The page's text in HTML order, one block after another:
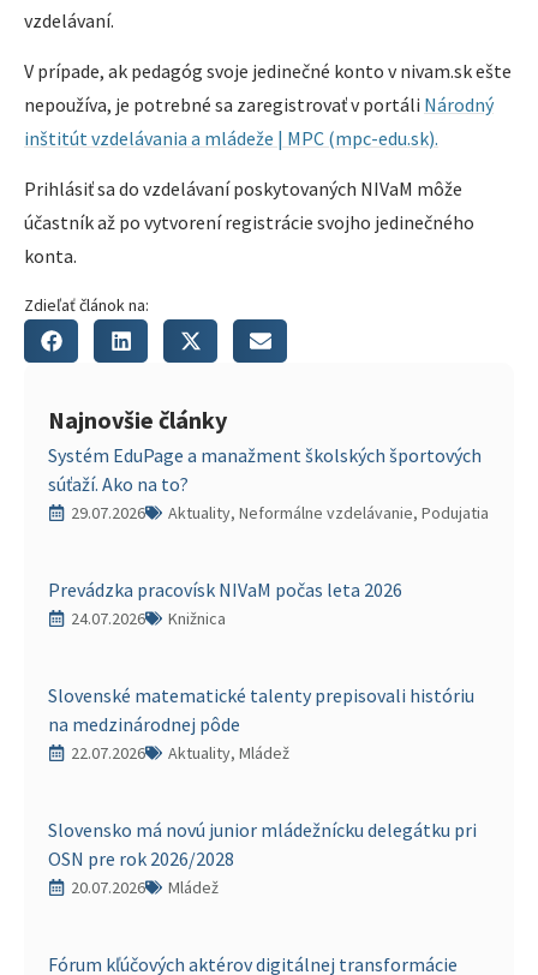
vzdelávaní.
V prípade, ak pedagóg svoje jedinečné konto v nivam.sk ešte
nepoužíva, je potrebné sa zaregistrovať v portáli Národný
inštitút vzdelávania a mládeže | MPC (mpc-edu.sk).
Prihlásiť sa do vzdelávaní poskytovaných NIVaM môže
účastník až po vytvorení registrácie svojho jedinečného
konta.
Zdieľať článok na:
Najnovšie články
Systém EduPage a manažment školských športových
súťaží. Ako na to?
29.07.2026 Aktuality, Neformálne vzdelávanie, Podujatia
Prevádzka pracovísk NIVaM počas leta 2026
24.07.2026 Knižnica
Slovenské matematické talenty prepisovali históriu
na medzinárodnej pôde
22.07.2026 Aktuality, Mládež
Slovensko má novú junior mládežnícku delegátku pri
OSN pre rok 2026/2028
20.07.2026 Mládež
Fórum kľúčových aktérov digitálnej transformácie